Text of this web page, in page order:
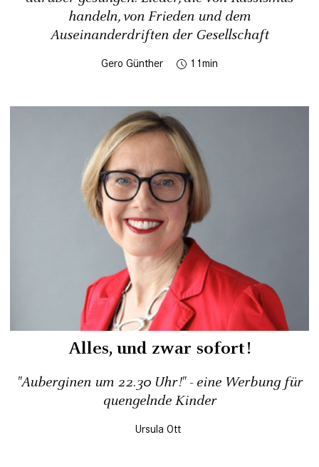
handeln, von ­Frieden und dem
Auseinanderdriften der Gesellschaft
Gero Günther 11
Alles, und zwar sofort!
"Auberginen um 22.30 Uhr!" - eine Werbung für
quengelnde Kinder
Ursula Ott